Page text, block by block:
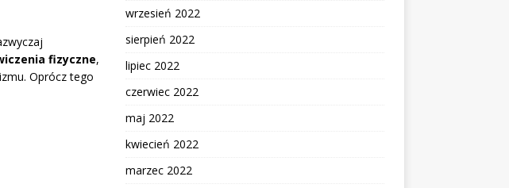
fizyczne,
Oprócz tego
wrzesień 2022
sierpień 2022
lipiec 2022
czerwiec 2022
maj 2022
kwiecień 2022
marzec 2022